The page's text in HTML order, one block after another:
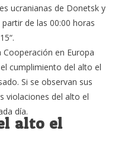
ucranianas de Donetsk y
de las 00:00 horas
Cooperación en Europa
cumplimiento del alto el
Si se observan sus
violaciones del alto el
día.
alto el